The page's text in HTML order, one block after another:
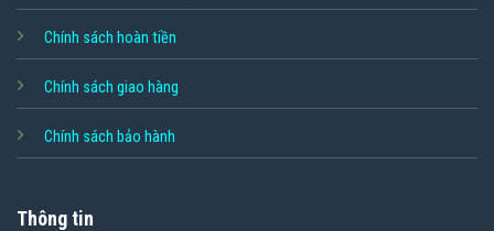
Chính sách hoàn tiền
Chính sách giao hàng
Chính sách bảo hành
Thông tin